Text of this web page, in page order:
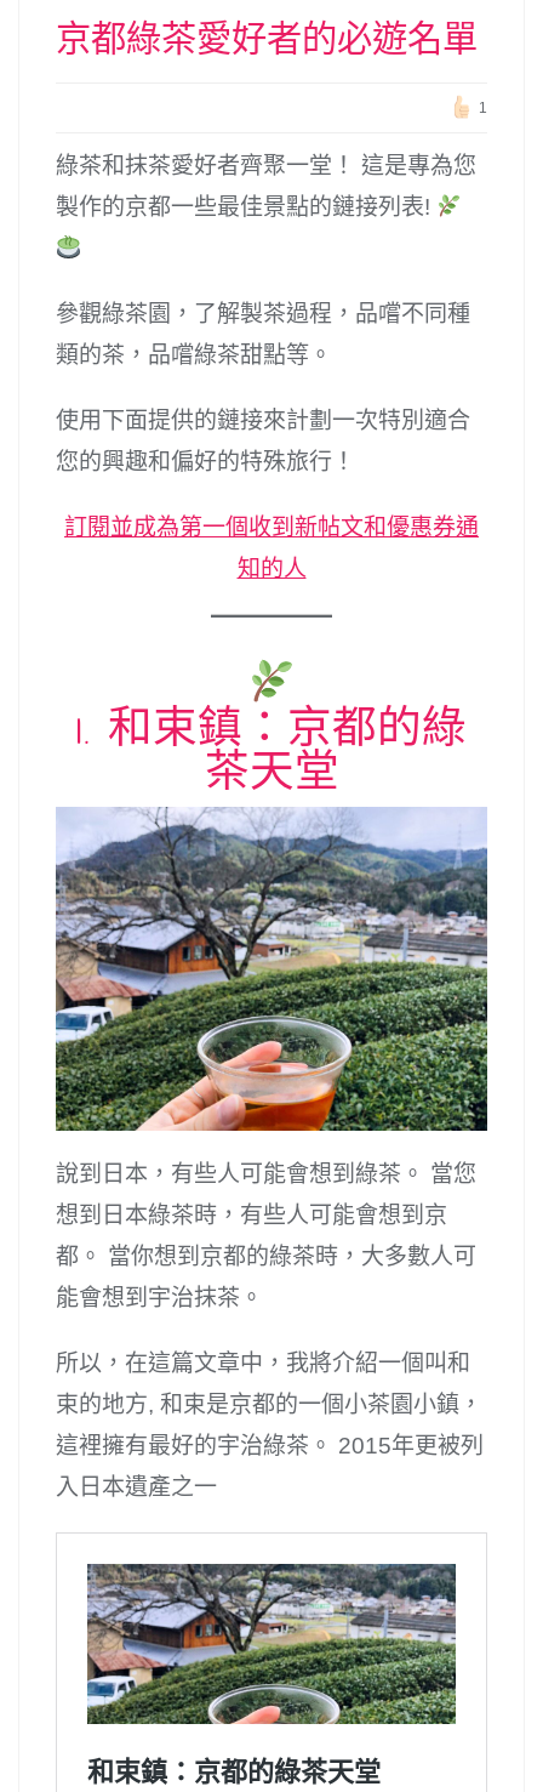
京都綠茶愛好者的必遊名單
1
綠茶和抹茶愛好者齊聚一堂！ 這是專為您
製作的京都一些最佳景點的鏈接列表!
參觀綠茶園，了解製茶過程，品嚐不同種
類的茶，品嚐綠茶甜點等。
使用下面提供的鏈接來計劃一次特別適合
您的興趣和偏好的特殊旅行！
訂閱並成為第一個收到新帖文和優惠券通
知的人
1. 和束鎮：京都的綠
茶天堂
說到日本，有些人可能會想到綠茶。 當您
想到日本綠茶時，有些人可能會想到京
都。 當你想到京都的綠茶時，大多數人可
能會想到宇治抹茶。
所以，在這篇文章中，我將介紹一個叫和
束的地方, 和束是京都的一個小茶園小鎮，
這裡擁有最好的宇治綠茶。 2015年更被列
入日本遺產之一